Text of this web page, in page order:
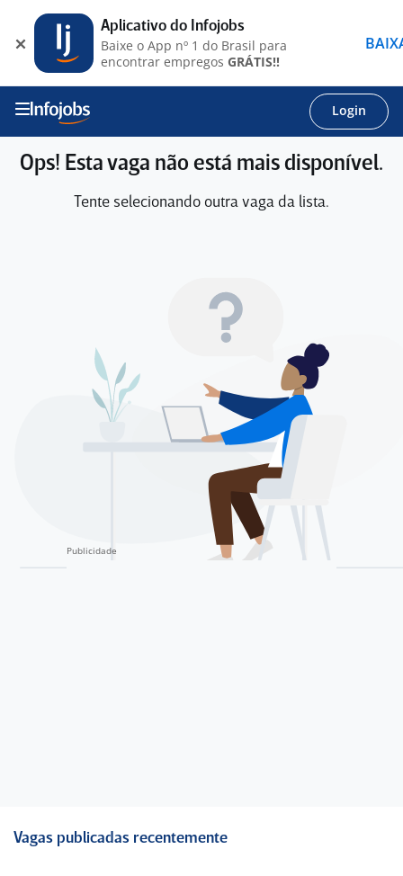
Login
Ops! Esta vaga não está mais disponível.
Tente selecionando outra vaga da lista.
Vagas publicadas recentemente
Aplicativo do Infojobs
Baixe o App nº 1 do Brasil para
encontrar empregos GRÁTIS!!